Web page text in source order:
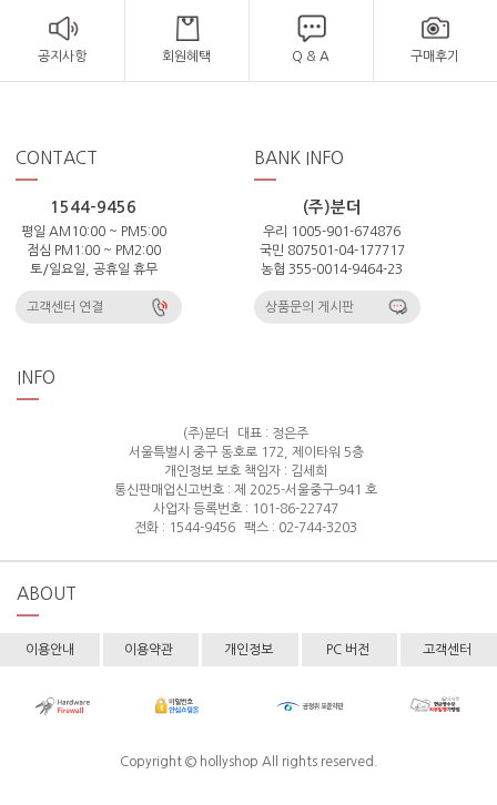
공지사항 회원혜택 Q & A 구매후기
CONTACT
1544-9456
평일 AM10:00 ~ PM5:00
점심 PM1:00 ~ PM2:00
토/일요일, 공휴일 휴무
고객센터 연결
BANK INFO
(주)분더
우리 1005-901-674876
국민 807501-04-177717
농협 355-0014-9464-23
상품문의 게시판
INFO
(주)분더
대표 : 정은주
서울특별시 중구 동호로 172, 제이타워 5층
개인정보 보호 책임자 : 김세희
통신판매업신고번호 : 제 2025-서울중구-941 호
사업자 등록번호 : 101-86-22747
전화 : 1544-9456
팩스 : 02-744-3203
ABOUT
이용안내 이용약관 개인정보 PC 버전 고객센터
Copyright © hollyshop All rights reserved.